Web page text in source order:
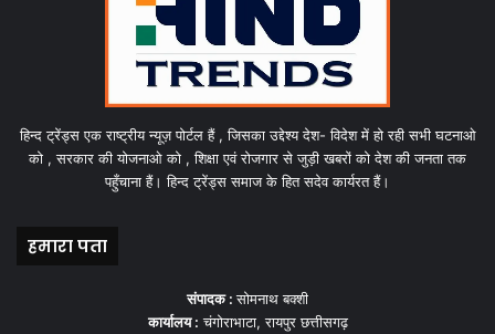
हिन्द ट्रेंड्स एक राष्ट्रीय न्यूज़ पोर्टल हैं , जिसका उद्देश्य देश- विदेश में हो रही सभी घटनाओ
को , सरकार की योजनाओ को , शिक्षा एवं रोजगार से जुड़ी खबरों को देश की जनता तक
पहुँचाना हैं। हिन्द ट्रेंड्स समाज के हित सदेव कार्यरत हैं।
हमारा पता
संपादक :सोमनाथ बक्शी
कार्यालय : चंगोराभाटा, रायपुर छत्तीसगढ़